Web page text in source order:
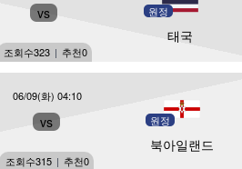
vs 원정
태국
조회수323 | 추천0
vs 원정
북아일랜드
06/09(화) 04:10
조회수315 | 추천0